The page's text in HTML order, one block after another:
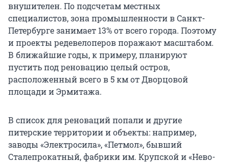
внушителен. По подсчетам местных
специалистов, зона промышленности в Санкт-
Петербурге занимает 13% от всего города. Поэтому
и проекты редевелоперов поражают масштабом.
В ближайшие годы, к примеру, планируют
пустить под реновацию целый остров,
расположенный всего в 5 км от Дворцовой
площади и Эрмитажа.
В список для реноваций попали и другие
питерские территории и объекты: например,
заводы «Электросила», «Петмол», бывший
Сталепрокатный, фабрики им. Крупской и «Нево-